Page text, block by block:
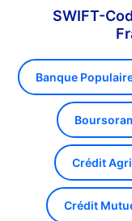
SWIFT-
Banque
Crédit
Crédit